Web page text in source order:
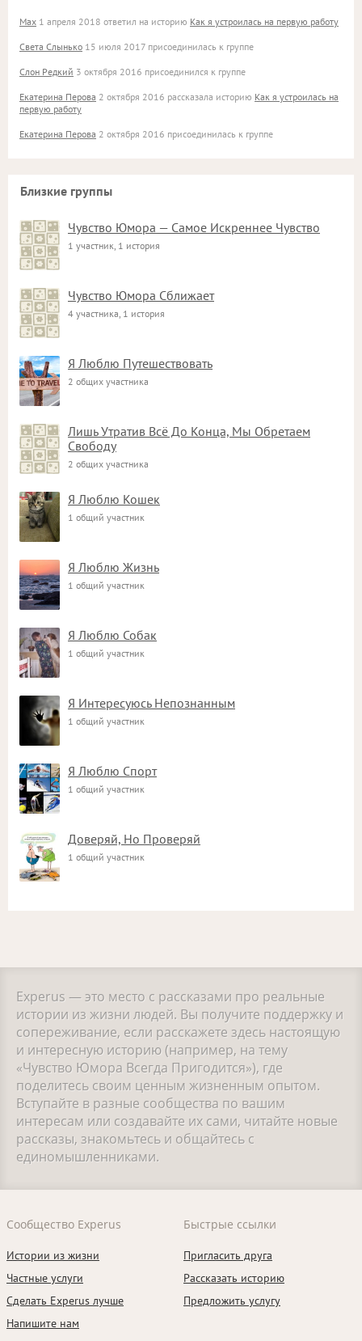
Max 1 апреля 2018 ответил на историю Как я устроилась на первую работу
Света Слынько 15 июля 2017 присоединилась к группе
Слон Редкий 3 октября 2016 присоединился к группе
Екатерина Перова 2 октября 2016 рассказала историю Как я устроилась на
первую работу
Екатерина Перова 2 октября 2016 присоединилась к группе
Близкие группы
Чувство Юмора — Самое Искреннее Чувство
1 участник, 1 история
Чувство Юмора Сближает
4 участника, 1 история
Я Люблю Путешествовать
2 общих участника
Лишь Утратив Всё До Конца, Мы Обретаем
Свободу
2 общих участника
Я Люблю Кошек
1 общий участник
Я Люблю Жизнь
1 общий участник
Я Люблю Собак
1 общий участник
Я Интересуюсь Непознанным
1 общий участник
Я Люблю Спорт
1 общий участник
Доверяй, Но Проверяй
1 общий участник
Experus — это место с рассказами про реальные
истории из жизни людей. Вы получите поддержку и
сопереживание, если расскажете здесь настоящую
и интересную историю (например, на тему
«Чувство Юмора Всегда Пригодится»), где
поделитесь своим ценным жизненным опытом.
Вступайте в разные сообщества по вашим
интересам или создавайте их сами, читайте новые
рассказы, знакомьтесь и общайтесь с
единомышленниками.
Сообщество Experus
Истории из жизни
Частные услуги
Сделать Experus лучше
Напишите нам
Быстрые ссылки
Пригласить друга
Рассказать историю
Предложить услугу